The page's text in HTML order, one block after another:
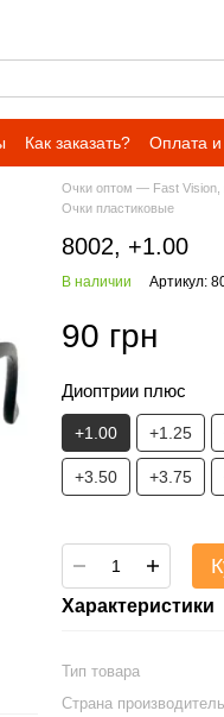
Как заказать? Оплата и
Очки оптом — Fast Vision,
Очки пластиковые
8002, +1.00
В наличии Артикул:
90 грн
Диоптрии плюс
+1.00 +1.25
+3.50 +3.75
Характеристики
Тип товара
Страна производитель